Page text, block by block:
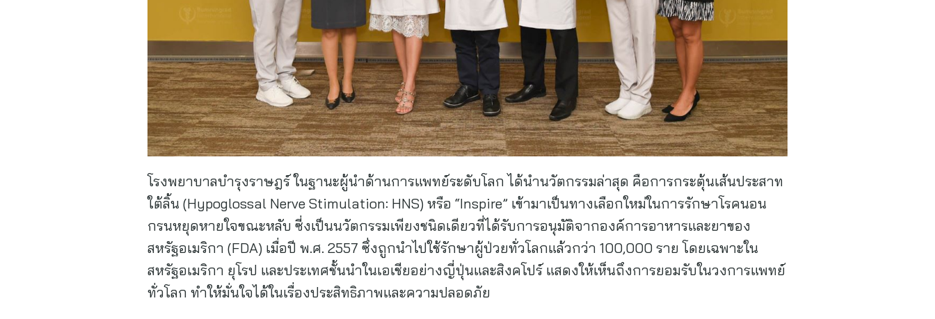
โรงพยาบาลบำรุงราษฎร์ ในฐานะผู้นำด้านการแพทย์ระดับโลก ได้นำนวัตกรรมล่าสุด คือการกระตุ้นเส้นประสาท
ใต้ลิ้น (Hypoglossal Nerve Stimulation: HNS) หรือ “Inspire” เข้ามาเป็นทางเลือกใหม่ในการรักษาโรคนอน
กรนหยุดหายใจขณะหลับ ซี่งเป็นนวัตกรรมเพียงชนิดเดียวที่ได้รับการอนุมัติจากองค์การอาหารและยาของ
สหรัฐอเมริกา (FDA) เมื่อปี พ.ศ. 2557 ซึ่งถูกนำไปใช้รักษาผู้ป่วยทั่วโลกแล้วกว่า 100,000 ราย โดยเฉพาะใน
สหรัฐอเมริกา ยุโรป และประเทศชั้นนำในเอเชียอย่างญี่ปุ่นและสิงคโปร์ แสดงให้เห็นถึงการยอมรับในวงการแพทย์
ทั่วโลก ทำให้มั่นใจได้ในเรื่องประสิทธิภาพและความปลอดภัย